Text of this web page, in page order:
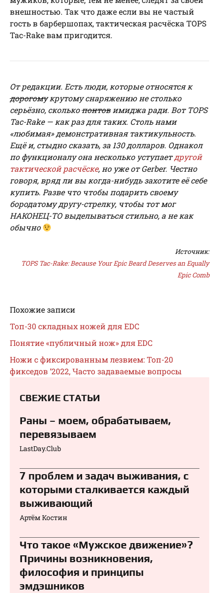
внешностью. Так что даже если вы не частый
гость в барбершопах, тактическая расчёска TOPS
Tac-Rake вам пригодится.
От редакции. Есть люди, которые относятся к
дорогомукрутому снаряжению не столько
серьёзно, сколькопонтовимиджа ради. Вот TOPS
Tac-Rake — как раз для таких. Столь нами
«любимая» демонстративная тактикульность.
Ещё и, стыдно сказать, за 130 долларов. Однакол
по функционалу она несколько уступаетдругой
тактической расчёске, но уже отGerber. Честно
говоря, вряд ли вы когда-нибудь захотите её себе
купить. Разве что чтобы подарить своему
бородатому другу-стрелку, чтобы тот мог
НАКОНЕЦ-ТО выделываться стильно, а не как
обычно
Источник:
TOPS Tac-Rake: Because Your Epic Beard Deserves an Equally
Epic Comb
Похожие записи
Топ-30 складных ножей для EDC
Понятие «публичный нож» для EDC
Ножи с фиксированным лезвием: Топ-20
фикседов ‘2022, Часто задаваемые вопросы
СВЕЖИЕ СТАТЬИ
Раны – моем, обрабатываем,
перевязываем⁠⁠
LastDay.Club
7 проблем и задач выживания, с
которыми сталкивается каждый
выживающий
Артём Костин
Что такое «Мужское движение»?
Причины возникновения,
философия и принципы
эмдэшников